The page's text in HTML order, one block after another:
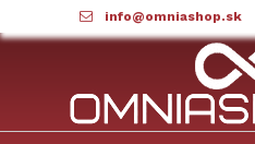
info@omniashop.sk